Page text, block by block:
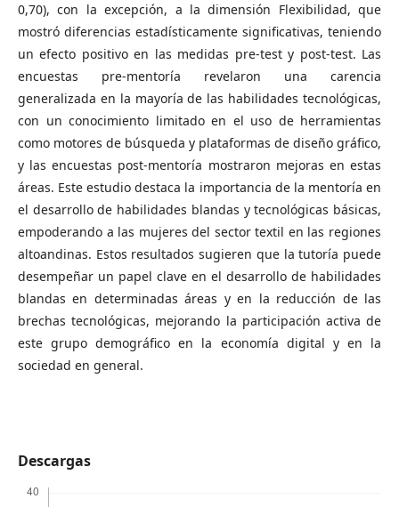
0,70), con la excepción, a la dimensión Flexibilidad, que
mostró diferencias estadísticamente significativas, teniendo
un efecto positivo en las medidas pre-test y post-test. Las
encuestas pre-mentoría revelaron una carencia
generalizada en la mayoría de las habilidades tecnológicas,
con un conocimiento limitado en el uso de herramientas
como motores de búsqueda y plataformas de diseño gráfico,
y las encuestas post-mentoría mostraron mejoras en estas
áreas. Este estudio destaca la importancia de la mentoría en
el desarrollo de habilidades blandas y tecnológicas básicas,
empoderando a las mujeres del sector textil en las regiones
altoandinas. Estos resultados sugieren que la tutoría puede
desempeñar un papel clave en el desarrollo de habilidades
blandas en determinadas áreas y en la reducción de las
brechas tecnológicas, mejorando la participación activa de
este grupo demográfico en la economía digital y en la
sociedad en general.
Descargas